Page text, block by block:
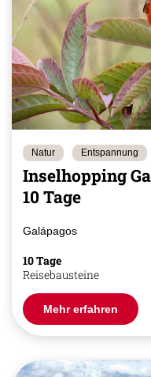
Natur Entspannung
Inselhopping
10 Tage
Galápagos
10 Tage
Reisebausteine
Mehr erfahren